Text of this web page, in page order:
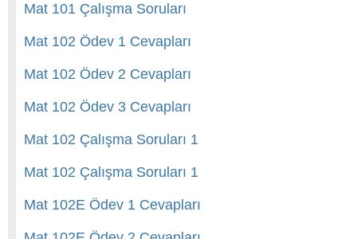
Mat 101 Çalışma Soruları
Mat 102 Ödev 1 Cevapları
Mat 102 Ödev 2 Cevapları
Mat 102 Ödev 3 Cevapları
Mat 102 Çalışma Soruları 1
Mat 102 Çalışma Soruları 1
Mat 102E Ödev 1 Cevapları